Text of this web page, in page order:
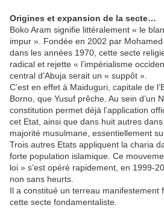
Origines et expansion de la secte…
Boko Aram signifie littéralement « le
impur ». Fondée en 2002 par
dans les années 1970, cette secte
radical et rejette « l’impérialisme
central d’Abuja serait un « suppôt ».
C’est en effet à Maiduguri, capitale de
Borno, que Yusuf prêche. Au sein d’un
constitution permet déjà l’application
cet Etat, ainsi que dans huit autres
majorité musulmane, essentiellement
Trois autres Etats appliquent la charia
forte population islamique. Ce
loi » s’est opéré rapidement, en 1999-
non sans heurts.
Il a constitué un terreau manifestement
cette secte fondamentaliste.